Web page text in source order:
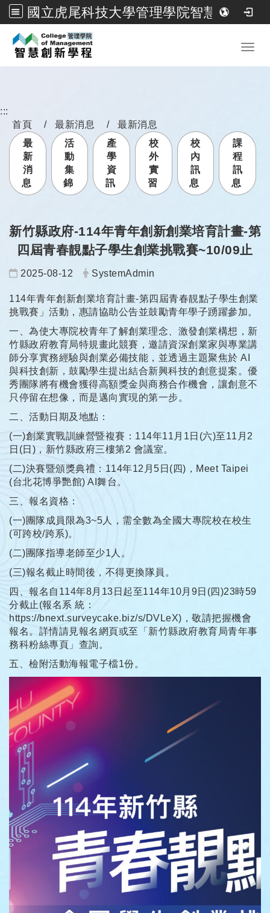
國立虎尾科技大學管理學院智慧創新學程
跳到主要內容
:::
首頁
最新消息
最新消息
最
新
消
息
活
動
集
錦
產
學
資
訊
校
外
實
習
校
內
訊
息
課
程
訊
息
新竹縣政府-114年青年創新創業培育計畫-第
四屆青春靚點子學生創業挑戰賽~10/09止
日期：
2025-08-12 發布者：
SystemAdmin
114年青年創新創業培育計畫-第四屆青春靚點子學生創業
挑戰賽」活動，惠請協助公告並鼓勵青年學子踴躍參加。
一、為使大專院校青年了解創業理念、激發創業構想，新
竹縣政府教育局特規畫此競賽，邀請資深創業家與專業講
師分享實務經驗與創業必備技能，並透過主題聚焦於 AI
與科技創新，鼓勵學生提出結合新興科技的創意提案。優
秀團隊將有機會獲得高額獎金與商務合作機會，讓創意不
只停留在想像，而是邁向實現的第一步。
二、活動日期及地點：
(一)創業實戰訓練營暨複賽：114年11月1日(六)至11月2
日(日)，新竹縣政府三樓第2 會議室。
(二)決賽暨頒獎典禮：114年12月5日(四)，Meet Taipei
(台北花博爭艷館) AI舞台。
三、報名資格：
(一)團隊成員限為3~5人，需全數為全國大專院校在校生
(可跨校/跨系)。
(二)團隊指導老師至少1人。
(三)報名截止時間後，不得更換隊員。
四、報名自114年8月13日起至114年10月9日(四)23時59
分截止(報名系 統：
https://bnext.surveycake.biz/s/DVLeX)，敬請把握機會
報名。詳情請見報名網頁或至「新竹縣政府教育局青年事
務科粉絲專頁」查詢。
五、檢附活動海報電子檔1份。